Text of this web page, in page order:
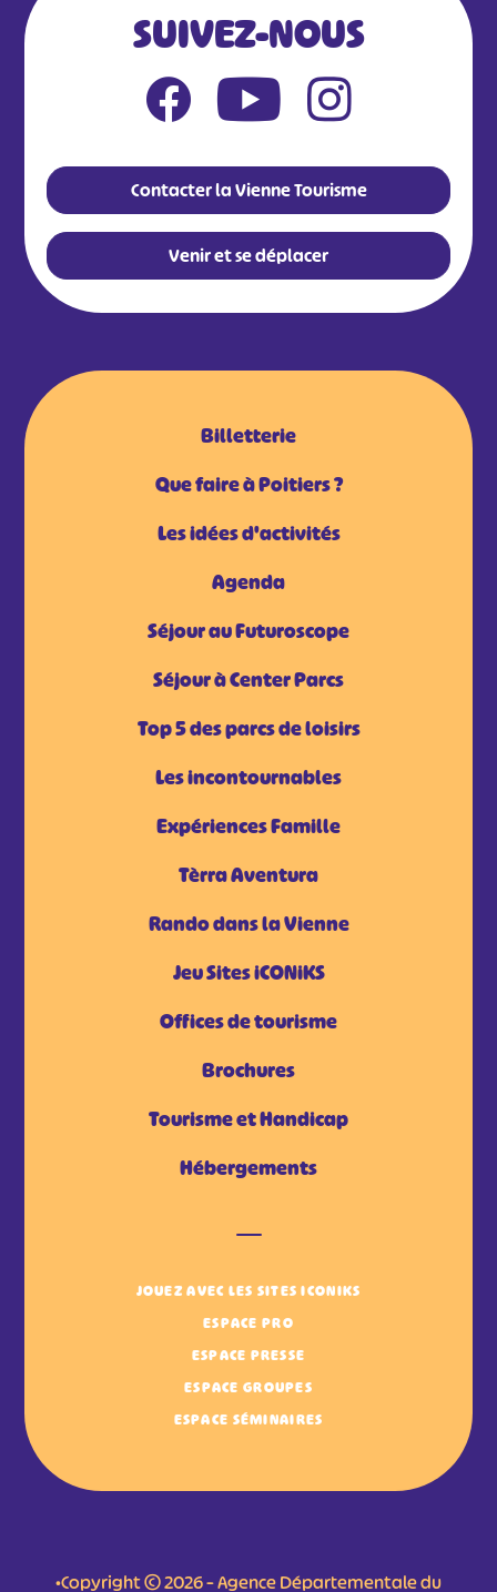
SUIVEZ-NOUS
Contacter la Vienne Tourisme
Venir et se déplacer
Billetterie
Que faire à Poitiers ?
Les idées d'activités
Agenda
Séjour au Futuroscope
Séjour à Center Parcs
Top 5 des parcs de loisirs
Les incontournables
Expériences Famille
Tèrra Aventura
Rando dans la Vienne
Jeu Sites iCONiKS
Offices de tourisme
Brochures
Tourisme et Handicap
Hébergements
JOUEZ AVEC LES SITES ICONIKS
ESPACE PRO
ESPACE PRESSE
ESPACE GROUPES
ESPACE SÉMINAIRES
•Copyright © 2026 – Agence Départementale du